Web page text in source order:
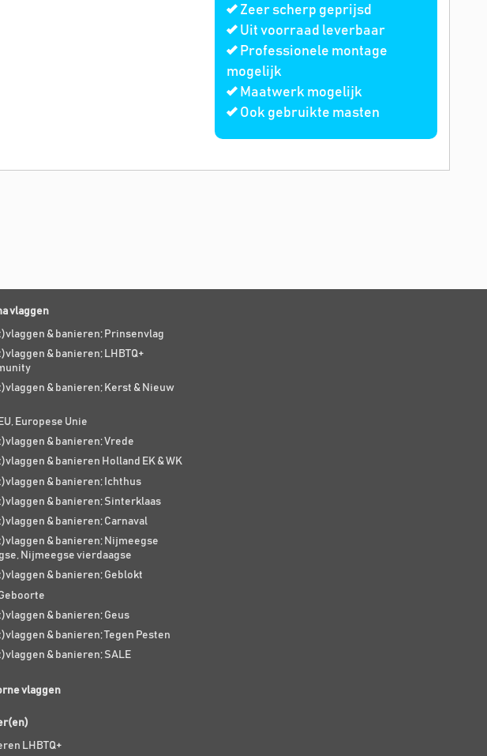
Zeer scherp geprijsd
Uit voorraad leverbaar
Professionele montage
mogelijk
Maatwerk mogelijk
Ook gebruikte masten
vlaggen
& banieren; Prinsenvlag
& banieren; LHBTQ+
& banieren; Kerst & Nieuw
Europese Unie
& banieren; Vrede
& banieren Holland EK & WK
& banieren; Ichthus
& banieren; Sinterklaas
& banieren; Carnaval
& banieren; Nijmeegse
Nijmeegse vierdaagse
& banieren; Geblokt
& banieren; Geus
& banieren; Tegen Pesten
& banieren; SALE
vlaggen
LHBTQ+